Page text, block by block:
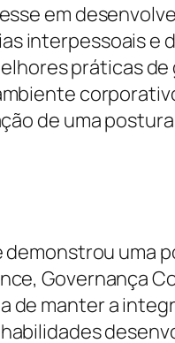
em
interpessoais e
práticas
de uma
uma
Governança
manter a